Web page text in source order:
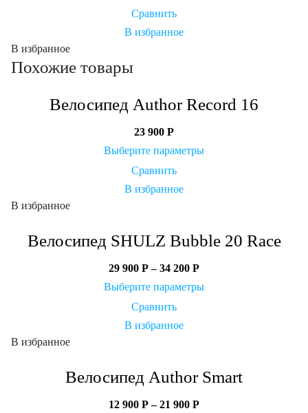
Сравнить
В избранное
В избранное
Похожие товары
Велосипед Author Record 16
23 900 Р
Выберите параметры
Сравнить
В избранное
В избранное
Велосипед SHULZ Bubble 20 Race
29 900 Р–34 200 Р
Выберите параметры
Сравнить
В избранное
В избранное
Велосипед Author Smart
12 900 Р–21 900 Р